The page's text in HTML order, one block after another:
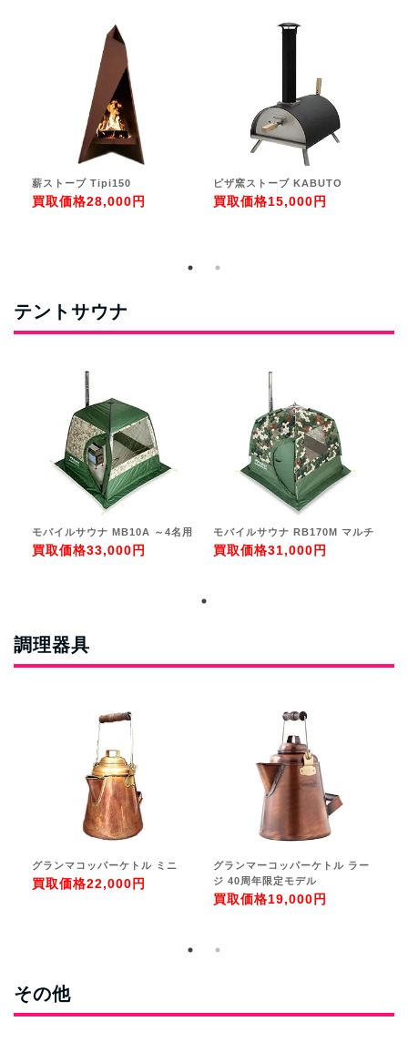
薪ストーブ Tipi150
買取価格28,000円
ピザ窯ストーブ KABUTO
買取価格15,000円
テントサウナ
モバイルサウナ MB10A ～4名用
買取価格33,000円
モバイルサウナ RB170M マルチ
買取価格31,000円
調理器具
グランマコッパーケトル ミニ
買取価格22,000円
グランマーコッパーケトル ラー
ジ 40周年限定モデル
買取価格19,000円
その他